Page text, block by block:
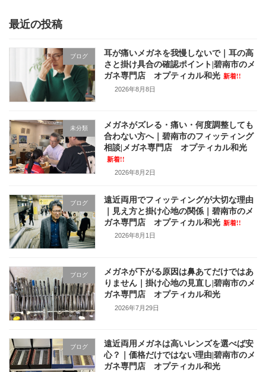
最近の投稿
ブログ
耳が痛いメガネを我慢しないで｜耳の高
さと掛け具合の確認ポイント|碧南市のメ
ガネ専門店 オプティカル和光 新着!!
2026年8月8日
未分類
メガネがズレる・痛い・何度調整しても
合わない方へ｜碧南市のフィッティング
相談|メガネ専門店 オプティカル和光
新着!!
2026年8月2日
ブログ
遠近両用でフィッティングが大切な理由
｜見え方と掛け心地の関係｜碧南市のメ
ガネ専門店 オプティカル和光 新着!!
2026年8月1日
ブログ
メガネが下がる原因は鼻あてだけではあ
りません｜掛け心地の見直し|碧南市のメ
ガネ専門店 オプティカル和光
2026年7月29日
ブログ
遠近両用メガネは高いレンズを選べば安
心？｜価格だけではない理由|碧南市のメ
ガネ専門店 オプティカル和光